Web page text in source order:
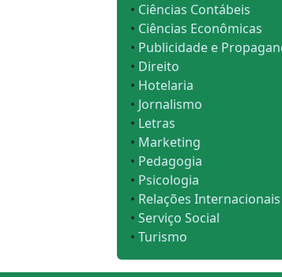
• Ciências Contábeis
• Ciências Econômicas
• Publicidade e
• Direito
• Hotelaria
• Jornalismo
• Letras
• Marketing
• Pedagogia
• Psicologia
• Relações Internacionais
• Serviço Social
• Turismo